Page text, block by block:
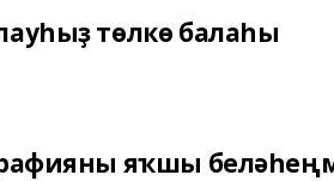
төлкө балаһы
яҡшы